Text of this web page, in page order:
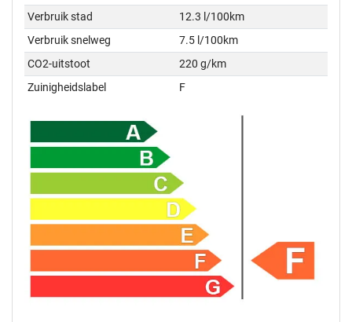
Verbruik stad
12.3 l/100km
Verbruik snelweg
7.5 l/100km
CO2-uitstoot
220 g/km
Zuinigheidslabel
F